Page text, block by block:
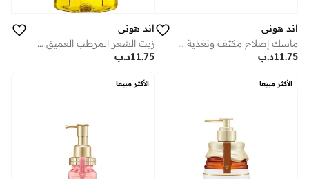
اند هوني
ماسك إصلاح مكثف وتغذية عميقة للشعر (500 جم)
د.ب11.75
اند هوني
زيت الشعر المرطب العميق 3.0، 100 مل
د.ب11.75
الأكثر مبيعا الأكثر مبيعا